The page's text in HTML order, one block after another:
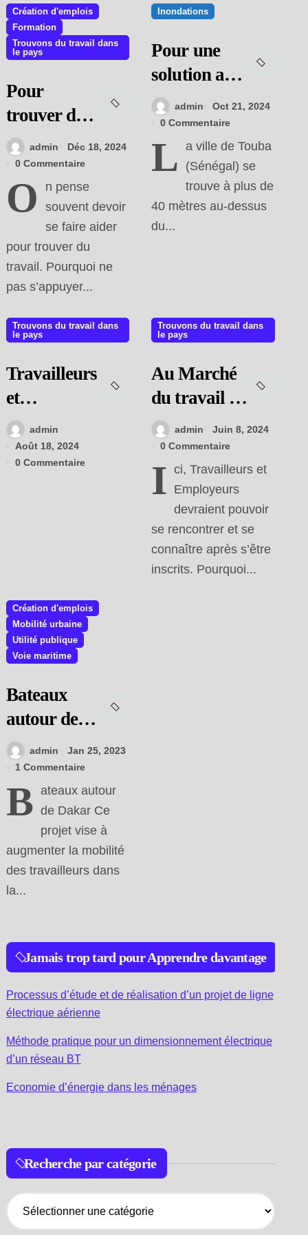
Création d'emplois
Formation
Trouvons du travail dans
le pays
Pour
trouver du
travail
admin
Déc 18, 2024
0 Commentaire
O
n pense
souvent devoir
se faire aider
pour trouver du
travail. Pourquoi ne
pas s’appuyer...
Inondations
Pour une
solution aux
inondations
de Touba
admin
Oct 21, 2024
0 Commentaire
L
a ville de Touba
(Sénégal) se
trouve à plus de
40 mètres au-dessus
du...
Trouvons du travail dans
le pays
Travailleurs
et
Réalisations
admin
Août 18, 2024
0 Commentaire
Trouvons du travail dans
le pays
Au Marché
du travail ou
Pour une
Bourse du
travail !
admin
Juin 8, 2024
0 Commentaire
I ci, Travailleurs et
Employeurs
devraient pouvoir
se rencontrer et se
connaître après s’être
inscrits. Pourquoi...
Création d'emplois
Mobilité urbaine
Utilité publique
Voie maritime
Bateaux
autour de
Dakar, pour
un
soulagement
du trafic
dans Dakar
admin
Jan 25, 2023
1 Commentaire
B ateaux autour
de Dakar Ce
projet vise à
augmenter la mobilité
des travailleurs dans
la...
Jamais trop tard pour Apprendre davantage
Processus d’étude et de réalisation d’un projet de ligne
électrique aérienne
Méthode pratique pour un dimensionnement électrique
d’un réseau BT
Economie d’énergie dans les ménages
Recherche par catégorie
R
e